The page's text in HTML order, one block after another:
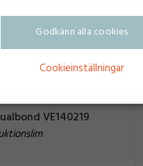
OM6226
VE140219
Godkänn alla cookies
Cookieinställningar